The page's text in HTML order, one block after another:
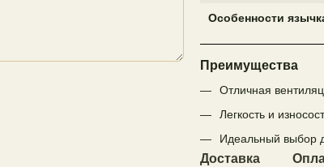
Особенности
Преимущества
Отличная
Легкость и
Идеальный выбор
Доставка